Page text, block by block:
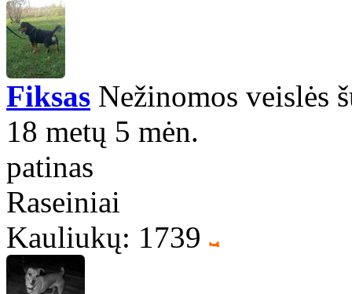
Fiksas Nežinomos veislės
18 metų 5 mėn.
patinas
Raseiniai
Kauliukų: 1739